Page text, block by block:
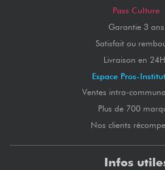
Pass Culture
Garantie 3 ans
Satisfait ou
Livraison en
Espace Pros-
Ventes intra-
Plus de 700
Nos clients
Infos